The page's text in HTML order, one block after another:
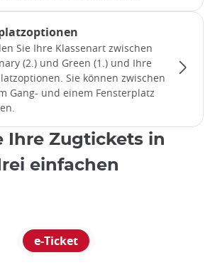
Sie Ihre Klassenart zwischen
(2.) und Green (1.) und Ihre
Sie können zwischen
Gang- und einem Fensterplatz
Ihre Zugtickets in
einfachen
e-Ticket